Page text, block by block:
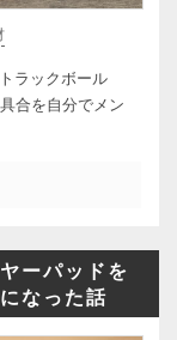
ラックボール
合を自分でメン
ーパッドを
なった話